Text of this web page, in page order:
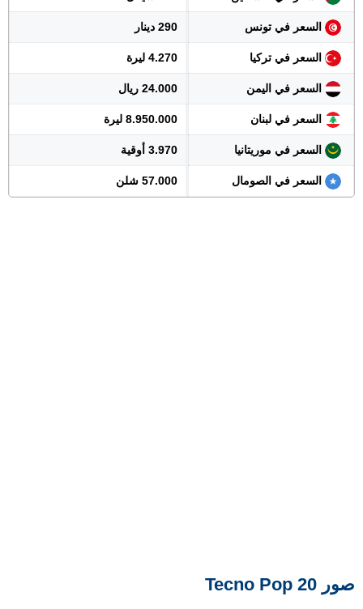
السعر في تونس 290 دينار
السعر في تركيا 4.270 ليرة
السعر في اليمن 24.000 ريال
السعر في لبنان 8.950.000 ليرة
السعر في موريتانيا 3.970 أوقية
السعر في الصومال 57.000 شلن
صور Tecno Pop 20